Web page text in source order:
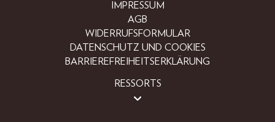
IMPRESSUM
AGB
WIDERRUFSFORMULAR
DATENSCHUTZ UND COOKIES
BARRIEREFREIHEITSERKLÄRUNG
RESSORTS